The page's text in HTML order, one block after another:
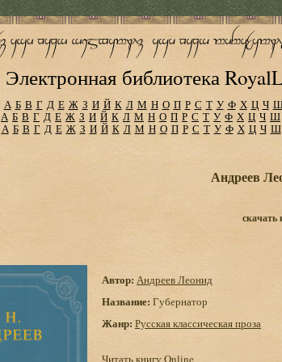
Электронная библиотека
А Б В Г Д Е Ж З И Й К Л М Н О П Р С Т У Ф Х Ц Ч
А Б В Г Д Е Ж З И Й К Л М Н О П Р С Т У Ф Х Ц Ч Ш
А Б В Г Д Е Ж З И Й К Л М Н О П Р С Т У Ф Х Ц Ч Ш
Андреев
скачать
Автор: Андреев Леонид
Название: Губернатор
Жанр: Русская классическая проза
Читать книгу Online